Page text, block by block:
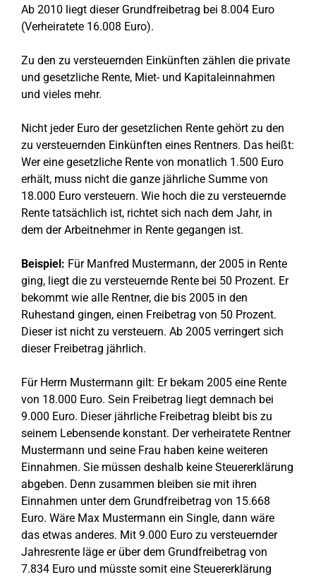
Ab 2010 liegt dieser Grundfreibetrag bei 8.004 Euro
(Verheiratete 16.008 Euro).
Zu den zu versteuernden Einkünften zählen die private
und gesetzliche Rente, Miet- und Kapitaleinnahmen
und vieles mehr.
Nicht jeder Euro der gesetzlichen Rente gehört zu den
zu versteuernden Einkünften eines Rentners. Das heißt:
Wer eine gesetzliche Rente von monatlich 1.500 Euro
erhält, muss nicht die ganze jährliche Summe von
18.000 Euro versteuern. Wie hoch die zu versteuernde
Rente tatsächlich ist, richtet sich nach dem Jahr, in
dem der Arbeitnehmer in Rente gegangen ist.
Beispiel: Für Manfred Mustermann, der 2005 in Rente
ging, liegt die zu versteuernde Rente bei 50 Prozent. Er
bekommt wie alle Rentner, die bis 2005 in den
Ruhestand gingen, einen Freibetrag von 50 Prozent.
Dieser ist nicht zu versteuern. Ab 2005 verringert sich
dieser Freibetrag jährlich.
Für Herrn Mustermann gilt: Er bekam 2005 eine Rente
von 18.000 Euro. Sein Freibetrag liegt demnach bei
9.000 Euro. Dieser jährliche Freibetrag bleibt bis zu
seinem Lebensende konstant. Der verheiratete Rentner
Mustermann und seine Frau haben keine weiteren
Einnahmen. Sie müssen deshalb keine Steuererklärung
abgeben. Denn zusammen bleiben sie mit ihren
Einnahmen unter dem Grundfreibetrag von 15.668
Euro. Wäre Max Mustermann ein Single, dann wäre
das etwas anderes. Mit 9.000 Euro zu versteuernder
Jahresrente läge er über dem Grundfreibetrag von
7.834 Euro und müsste somit eine Steuererklärung